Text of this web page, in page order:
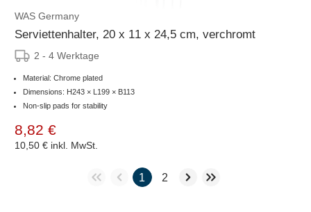
WAS Germany
Serviettenhalter, 20 x 11 x 24,5 cm, verchromt
2 - 4 Werktage
Material: Chrome plated
Dimensions: H243 × L199 × B113
Non-slip pads for stability
8,82 €
10,50 € inkl. MwSt.
1 2